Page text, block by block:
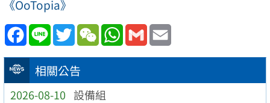
相關公告
2026-08-10 設備組
《OoTopia》
Facebook
Line TwitterWeChatWhatsApp
Gmail